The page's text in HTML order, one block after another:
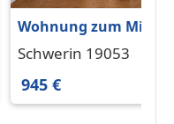
Wohnung zum Mieten
in Schwerin 945 € 80
Schwerin 19053
945 €